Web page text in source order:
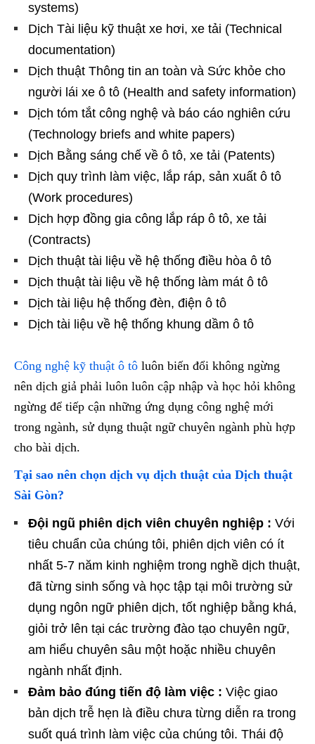
systems)
Dịch Tài liệu kỹ thuật xe hơi, xe tải (Technical
documentation)
Dịch thuật Thông tin an toàn và Sức khỏe cho
người lái xe ô tô (Health and safety information)
Dịch tóm tắt công nghệ và báo cáo nghiên cứu
(Technology briefs and white papers)
Dịch Bằng sáng chế về ô tô, xe tải (Patents)
Dịch quy trình làm việc, lắp ráp, sản xuất ô tô
(Work procedures)
Dịch hợp đồng gia công lắp ráp ô tô, xe tải
(Contracts)
Dịch thuật tài liệu về hệ thống điều hòa ô tô
Dịch thuật tài liệu về hệ thống làm mát ô tô
Dịch tài liệu hệ thống đèn, điện ô tô
Dịch tài liệu về hệ thống khung dầm ô tô
Công nghệ kỹ thuật ô tô luôn biến đổi không ngừng
nên dịch giả phải luôn luôn cập nhập và học hỏi không
ngừng để tiếp cận những ứng dụng công nghệ mới
trong ngành, sử dụng thuật ngữ chuyên ngành phù hợp
cho bài dịch.
Tại sao nên chọn dịch vụ dịch thuật của Dịch thuật
Sài Gòn?
Đội ngũ phiên dịch viên chuyên nghiệp : Với
tiêu chuẩn của chúng tôi, phiên dịch viên có ít
nhất 5-7 năm kinh nghiệm trong nghề dịch thuật,
đã từng sinh sống và học tập tại môi trường sử
dụng ngôn ngữ phiên dịch, tốt nghiệp bằng khá,
giỏi trở lên tại các trường đào tạo chuyên ngữ,
am hiểu chuyên sâu một hoặc nhiều chuyên
ngành nhất định.
Đảm bảo đúng tiến độ làm việc : Việc giao
bản dịch trễ hẹn là điều chưa từng diễn ra trong
suốt quá trình làm việc của chúng tôi. Thái độ